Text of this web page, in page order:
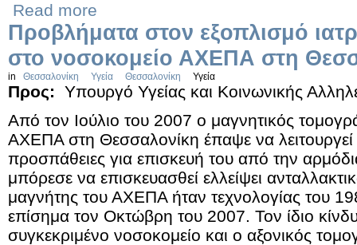
Read more
Προβλήματα στον εξοπλισμό
στο νοσοκομείο ΑΧΕΠΑ στη
in Θεσσαλονίκη Υγεία Θεσσαλονίκη Υγεία
Προς:
Υπουργό Υγείας και Κοινωνικής
Από τον Ιούλιο του 2007 ο μαγνητικός
ΑΧΕΠΑ στη Θεσσαλονίκη έπαψε να
προσπάθειες για επισκευή του από την
μπόρεσε να επισκευασθεί ελλείψει
μαγνήτης του ΑΧΕΠΑ ήταν τεχνολογίας του
επίσημα τον Οκτώβρη του 2007. Τον ίδιο
συγκεκριμένο νοσοκομείο και ο αξονικός